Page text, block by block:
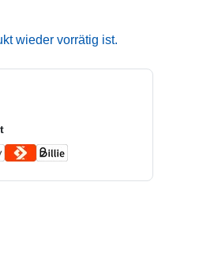
wieder vorrätig ist.